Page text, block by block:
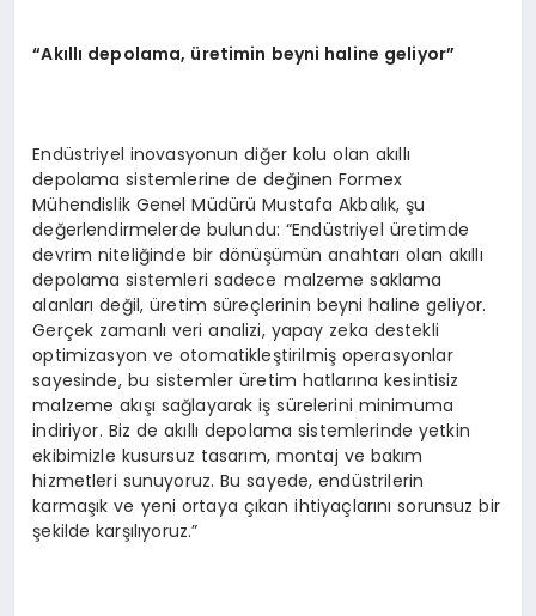
“Akıllı depolama, üretimin beyni haline geliyor”
Endüstriyel inovasyonun diğer kolu olan akıllı
depolama sistemlerine de değinen Formex
Mühendislik Genel Müdürü Mustafa Akbalık, şu
değerlendirmelerde bulundu: “Endüstriyel üretimde
devrim niteliğinde bir dönüşümün anahtarı olan akıllı
depolama sistemleri sadece malzeme saklama
alanları değil, üretim süreçlerinin beyni haline geliyor.
Gerçek zamanlı veri analizi, yapay zeka destekli
optimizasyon ve otomatikleştirilmiş operasyonlar
sayesinde, bu sistemler üretim hatlarına kesintisiz
malzeme akışı sağlayarak iş sürelerini minimuma
indiriyor. Biz de akıllı depolama sistemlerinde yetkin
ekibimizle kusursuz tasarım, montaj ve bakım
hizmetleri sunuyoruz. Bu sayede, endüstrilerin
karmaşık ve yeni ortaya çıkan ihtiyaçlarını sorunsuz bir
şekilde karşılıyoruz.”